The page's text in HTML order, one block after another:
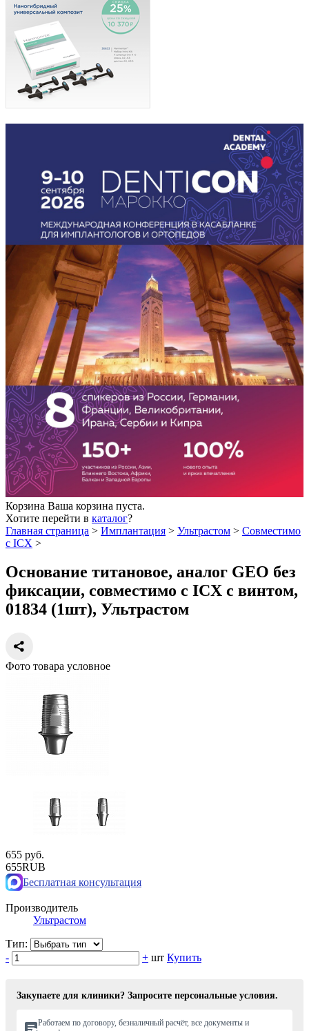
Корзина Ваша корзина пуста.
Хотите перейти в каталог?
Главная страница > Имплантация > Ультрастом > Совместимо
с ICX >
Основание титановое, аналог GEO без
фиксации, совместимо с ICX с винтом,
01834 (1шт), Ультрастом
Фото товара условное
655 руб.
655RUB
Бесплатная консультация
Производитель
Ультрастом
Тип:
-
+ шт Купить
Закупаете для клиники? Запросите персональные условия.
Работаем по договору, безналичный расчёт, все документы и